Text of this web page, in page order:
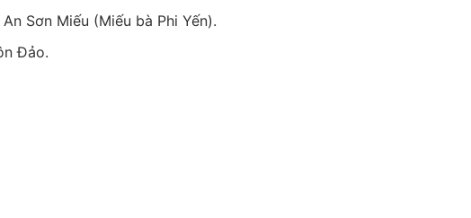
Sơn Miếu (Miếu bà Phi Yến).
Đảo.